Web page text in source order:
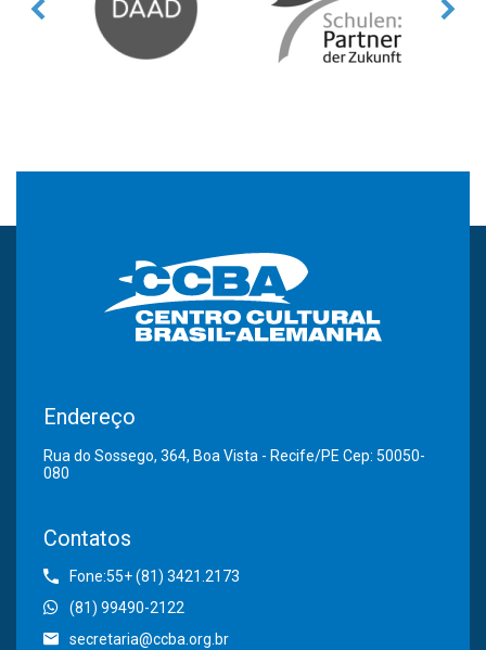
Endereço
Rua do Sossego, 364, Boa Vista - Recife/PE Cep: 50050-
080
Contatos
Fone:55+ (81) 3421.2173
(81) 99490-2122
secretaria@ccba.org.br